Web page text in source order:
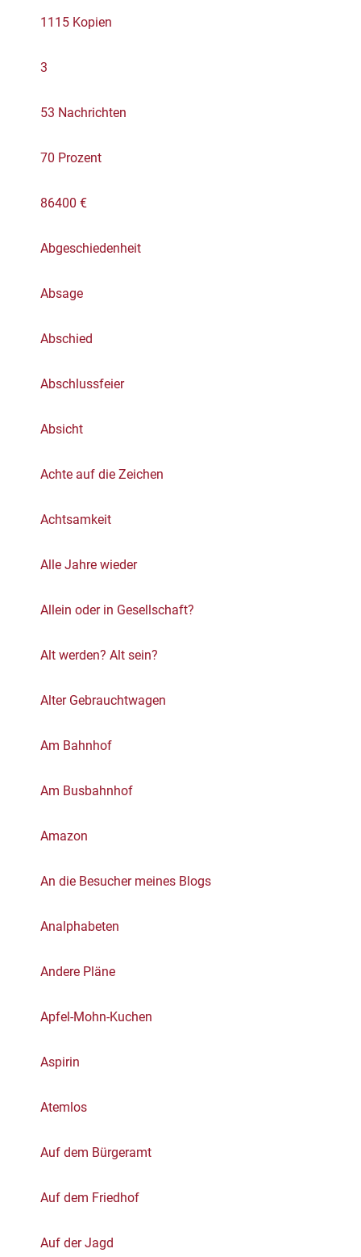
1115 Kopien
3
53 Nachrichten
70 Prozent
86400 €
Abgeschiedenheit
Absage
Abschied
Abschlussfeier
Absicht
Achte auf die Zeichen
Achtsamkeit
Alle Jahre wieder
Allein oder in Gesellschaft?
Alt werden? Alt sein?
Alter Gebrauchtwagen
Am Bahnhof
Am Busbahnhof
Amazon
An die Besucher meines Blogs
Analphabeten
Andere Pläne
Apfel-Mohn-Kuchen
Aspirin
Atemlos
Auf dem Bürgeramt
Auf dem Friedhof
Auf der Jagd